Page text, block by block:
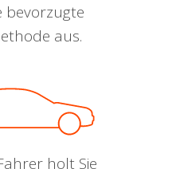
bevorzugte
aus.
holt Sie